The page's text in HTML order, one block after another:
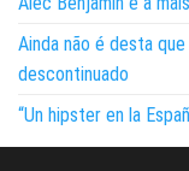
Ainda não é desta
descontinuado
“Un hipster en la